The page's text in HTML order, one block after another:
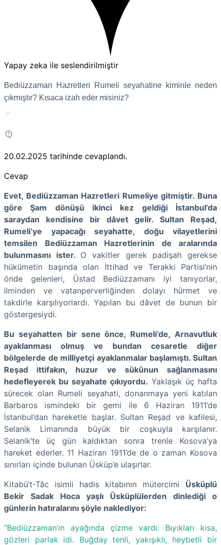
Yapay zeka ile seslendirilmiştir
Bediüzzaman Hazretleri Rumeli seyahatine kiminle neden
çıkmıştır? Kısaca izah eder misiniz?
20.02.2025 tarihinde cevaplandı.
Cevap
Evet, Bediüzzaman Hazretleri Rumeliye gitmiştir. Buna
göre Şam dönüşü ikinci kez geldiği İstanbul’da
saraydan kendisine bir dâvet gelir. Sultan Reşad,
Rumeli’ye yapacağı seyahatte, doğu vilayetlerini
temsilen Bediüzzaman Hazretlerinin de aralarında
bulunmasını ister. O vakitler gerek padişah gerekse
hükümetin başında olan İttihad ve Terakki Partisi’nin
önde gelenleri, Üstad Bediüzzamanı iyi tanıyorlar,
ilminden ve vatanperverliğinden dolayı hürmet ve
takdirle karşılıyorlardı. Yapılan bu dâvet de bunun bir
göstergesiydi.
Bu seyahatten bir sene önce, Rumeli’de, Arnavutluk
ayaklanması olmuş ve bundan cesaretle diğer
bölgelerde de milliyetçi ayaklanmalar başlamıştı. Sultan
Reşad ittifakın, huzur ve sükûnun sağlanmasını
hedefleyerek bu seyahate çıkıyordu. Yaklaşık üç hafta
sürecek olan Rumeli seyahati, donanmaya yeni katılan
Barbaros ismindeki bir gemi ile 6 Haziran 1911’de
İstanbul’dan hareketle başlar. Sultan Reşad ve kafilesi,
Selanik Limanında büyük bir coşkuyla karşılanır.
Selanik’te üç gün kaldıktan sonra trenle Kosova’ya
hareket ederler. 11 Haziran 1911’de de o zaman Kosova
sınırları içinde bulunan Üsküp’e ulaşırlar.
Kitabü’t-Tâc isimli hadis kitabının mütercimi Üsküplü
Bekir Sadak Hoca yaşlı Üsküplülerden dinlediği o
günlerin hatıralarını şöyle naklediyor:
“Bediüzzaman’ın ayağında çizme vardı. Bıyıkları kısa,
gözleri parlak idi. Buğday tenli, yakışıklı, heybetli bir